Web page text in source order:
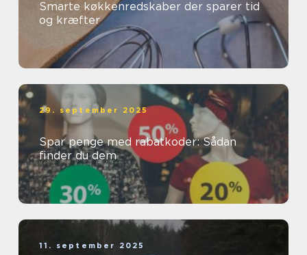
Smarte køkkenredskaber der sparer tid
og kræfter
29. september 2025
Spar penge med rabatkoder: Sådan
finder du dem
11. september 2025